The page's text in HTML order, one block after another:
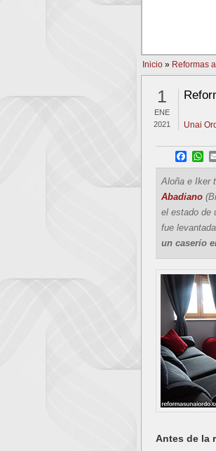
Inicio » Reformas
1
ENE
2021
Unai
Aloña e Iker
Abadiano
el estado de
fue
un caserío
Antes de la